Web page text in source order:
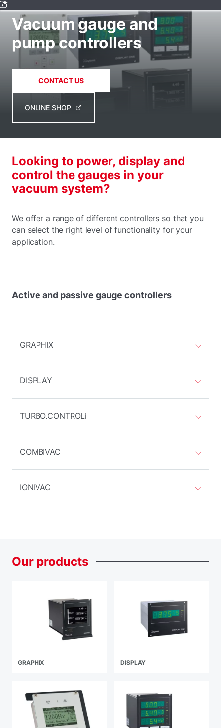
Vacuum gauge and
pump controllers
CONTACT US
ONLINE SHOP
Looking to power, display and
control the gauges in your
vacuum system?
We offer a range of different controllers so that you
can select the right level of functionality for your
application.
Active and passive gauge controllers
GRAPHIX
DISPLAY
TURBO.CONTROLi
COMBIVAC
IONIVAC
Our products
GRAPHIX DISPLAY